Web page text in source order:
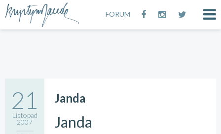
FORUM
21
Listopad
2007
Janda
Janda